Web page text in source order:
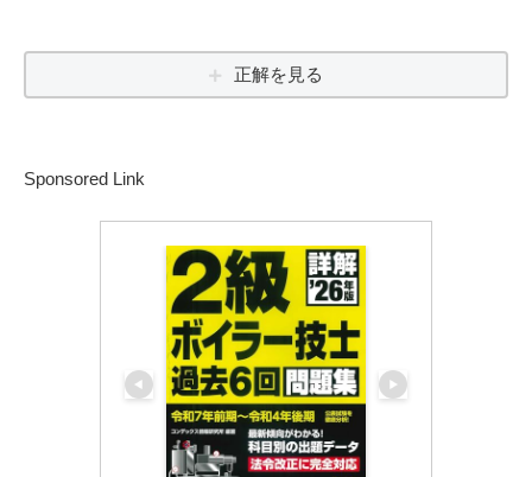
正解を見る
Sponsored Link